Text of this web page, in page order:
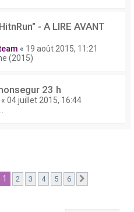
- A LIRE AVANT
« 19 août 2015, 11:21
(2015)
23 h
« 04 juillet 2015, 16:44
1 2 3 4 5 6